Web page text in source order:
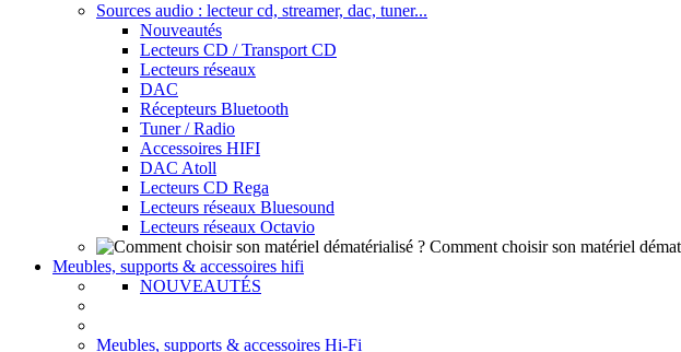
Sources audio : lecteur cd, streamer, dac, tuner...
Nouveautés
Lecteurs CD / Transport CD
Lecteurs réseaux
DAC
Récepteurs Bluetooth
Tuner / Radio
Accessoires HIFI
DAC Atoll
Lecteurs CD Rega
Lecteurs réseaux Bluesound
Lecteurs réseaux Octavio
Comment choisir son matériel
Meubles, supports & accessoires hifi
NOUVEAUTÉS
Meubles, supports & accessoires Hi-Fi